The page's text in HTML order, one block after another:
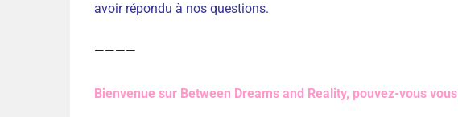
avoir répondu à nos questions.
————
Bienvenue sur Between Dreams and Reality, pouvez-vous